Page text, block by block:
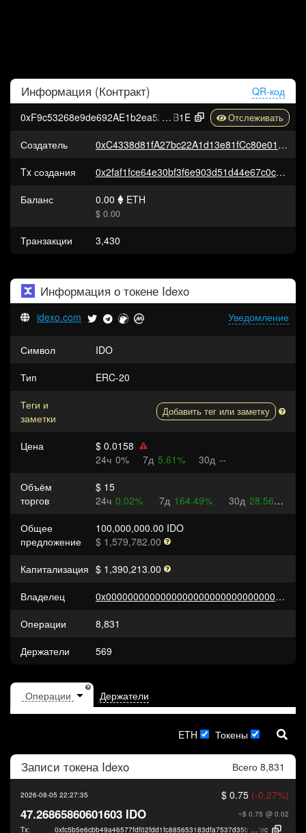
Информация (Контракт)
QR-код
0xF9c53268e9de692AE1b2ea5216E24e1c3ad7C
B1E
Создатель
0xC4338d81fA27bc22A1d13e81fCc80e01e8EB7514
Tx создания
0x2faf1fce64e30bf3f6e903d51d44e67c0cd25058807322bb227ab06cf39101cf
Баланс
0.00 ETH
$ 0.00
Транзакции 3,430
Информация о токене Idexo
Уведомление
idexo.com
Символ
IDO
Тип
ERC-20
Теги и
заметки
Добавить тег или заметку
Цена
$ 0.0158
24ч 0% 7д 5.61% 30д --
Объём
торгов
$ 15
24ч 0.02% 7д 164.49% 30д 28.56%
Общее
предложение
100,000,000.00 IDO
$ 1,579,782.00
Капитализация $ 1,390,213.00
Владелец
0x0000000000000000000000000000000000000000
Операции
8,831
Держатели
569
Держатели
ETH Токены
Записи токена Idexo Всего 8,831
2026-08-05 22:27:35 $ 0.75 (-0.27%)
~$ 0.75 @ 0.02
47.26865860601603 IDO
Tx: 0xfc5b5e6cbb49a46577fdf02fdd1fc885653183dfa7537d35bdd784e547ce9
fec